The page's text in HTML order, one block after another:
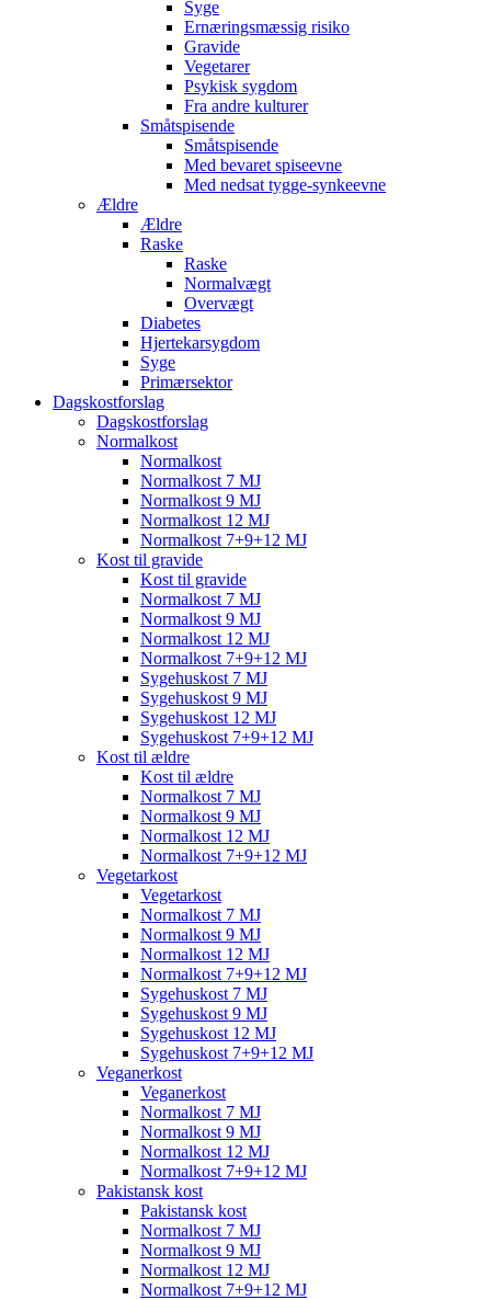
Syge
Ernæringsmæssig risiko
Gravide
Vegetarer
Psykisk sygdom
Fra andre kulturer
Småtspisende
Småtspisende
Med bevaret spiseevne
Med nedsat tygge-synkeevne
Ældre
Ældre
Raske
Raske
Normalvægt
Overvægt
Diabetes
Hjertekarsygdom
Syge
Primærsektor
Dagskostforslag
Dagskostforslag
Normalkost
Normalkost
Normalkost 7 MJ
Normalkost 9 MJ
Normalkost 12 MJ
Normalkost 7+9+12 MJ
Kost til gravide
Kost til gravide
Normalkost 7 MJ
Normalkost 9 MJ
Normalkost 12 MJ
Normalkost 7+9+12 MJ
Sygehuskost 7 MJ
Sygehuskost 9 MJ
Sygehuskost 12 MJ
Sygehuskost 7+9+12 MJ
Kost til ældre
Kost til ældre
Normalkost 7 MJ
Normalkost 9 MJ
Normalkost 12 MJ
Normalkost 7+9+12 MJ
Vegetarkost
Vegetarkost
Normalkost 7 MJ
Normalkost 9 MJ
Normalkost 12 MJ
Normalkost 7+9+12 MJ
Sygehuskost 7 MJ
Sygehuskost 9 MJ
Sygehuskost 12 MJ
Sygehuskost 7+9+12 MJ
Veganerkost
Veganerkost
Normalkost 7 MJ
Normalkost 9 MJ
Normalkost 12 MJ
Normalkost 7+9+12 MJ
Pakistansk kost
Pakistansk kost
Normalkost 7 MJ
Normalkost 9 MJ
Normalkost 12 MJ
Normalkost 7+9+12 MJ